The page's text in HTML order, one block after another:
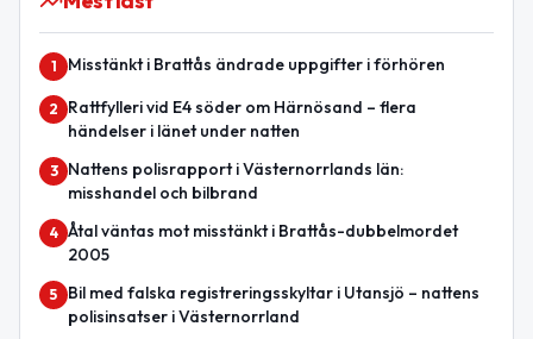
1 Misstänkt i Brattås ändrade uppgifter i förhören
2
Rattfylleri vid E4 söder om Härnösand – flera
händelser i länet under natten
3
Nattens polisrapport i Västernorrlands län:
misshandel och bilbrand
4 Åtal väntas mot misstänkt i Brattås-dubbelmordet
2005
5
Bil med falska registreringsskyltar i Utansjö – nattens
polisinsatser i Västernorrland